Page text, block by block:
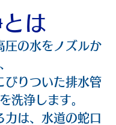
は
圧の水をノズルか
びりついた排水管
洗浄します。
力は、水道の蛇口